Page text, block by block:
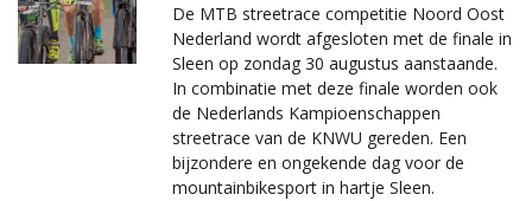
De MTB streetrace competitie Noord Oost
Nederland wordt afgesloten met de finale in
Sleen op zondag 30 augustus aanstaande.
In combinatie met deze finale worden ook
de Nederlands Kampioenschappen
streetrace van de KNWU gereden. Een
bijzondere en ongekende dag voor de
mountainbikesport in hartje Sleen.